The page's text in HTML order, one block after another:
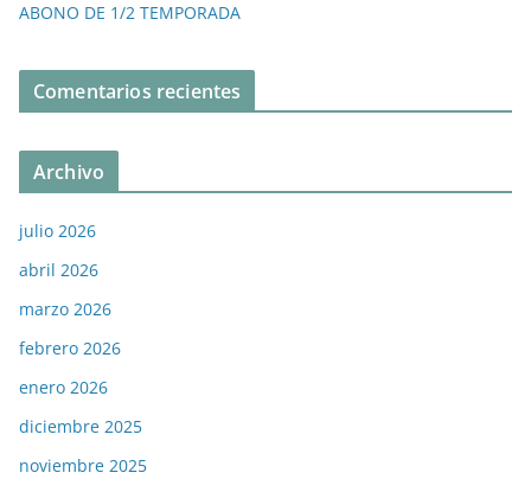
ABONO DE 1/2 TEMPORADA
Comentarios recientes
Archivo
julio 2026
abril 2026
marzo 2026
febrero 2026
enero 2026
diciembre 2025
noviembre 2025